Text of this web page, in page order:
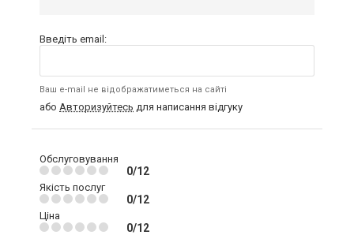
Введіть email:
Ваш e-mail не відображатиметься на сайті
або Авторизуйтесь для написання відгуку
Обслуговування
0/12
Якість послуг
0/12
Ціна
0/12